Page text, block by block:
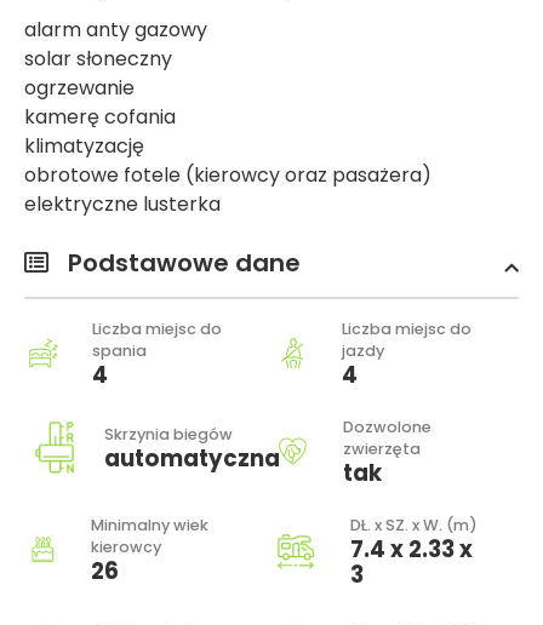
alarm anty gazowy
solar słoneczny
ogrzewanie
kamerę cofania
klimatyzację
obrotowe fotele (kierowcy oraz pasażera)
elektryczne lusterka
Podstawowe dane
Liczba miejsc do
spania
4
Liczba miejsc do
jazdy
4
Skrzynia biegów
automatyczna
Dozwolone
zwierzęta
tak
Minimalny wiek
kierowcy
26
DŁ. x SZ. x W. (m)
7.4 x 2.33 x
3